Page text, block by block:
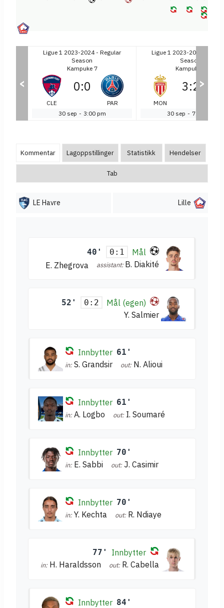
Ligue 1 2023-2024 - Regular
Season
Kampuke 7
CLE
0:0
PAR
30 sep - 3:00 pm
Ligue 1 2023-2024 -
Season
Kampuke 7
MON
3:2
30 sep - 7:00 pm
< >
Kommentar Lagoppstillinger Statistikk Hendelser
Tab
LE Havre Lille
40' 0:1
Mål
E. Zhegrova
assistant: B. Diakité
52' 0:2
Mål (egen)
Y. Salmier
Innbytter 61'
in: S. Grandsir out: N. Alioui
Innbytter 61'
in: A. Logbo out: I. Soumaré
Innbytter 70'
in: E. Sabbi out: J. Casimir
Innbytter 70'
in: Y. Kechta out: R. Ndiaye
77' Innbytter
in: H. Haraldsson out: R. Cabella
Innbytter 84'